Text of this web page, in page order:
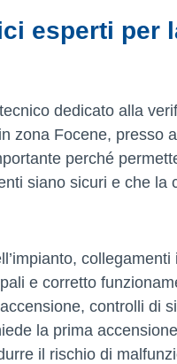
esperti per
dedicato alla
zona Focene, presso
perché
siano sicuri e che
e corretto
controlli di
la prima
il rischio di